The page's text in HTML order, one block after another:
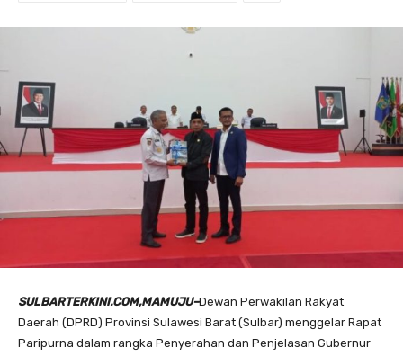
SULBARTERKINI.COM,MAMUJU–Dewan Perwakilan Rakyat
Daerah (DPRD) Provinsi Sulawesi Barat (Sulbar) menggelar Rapat
Paripurna dalam rangka Penyerahan dan Penjelasan Gubernur